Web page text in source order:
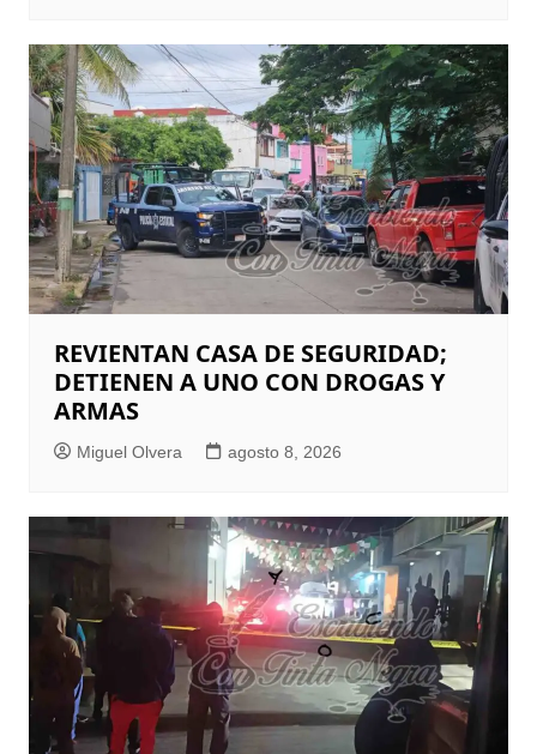
REVIENTAN CASA DE SEGURIDAD;
DETIENEN A UNO CON DROGAS Y
ARMAS
Miguel Olvera agosto 8, 2026